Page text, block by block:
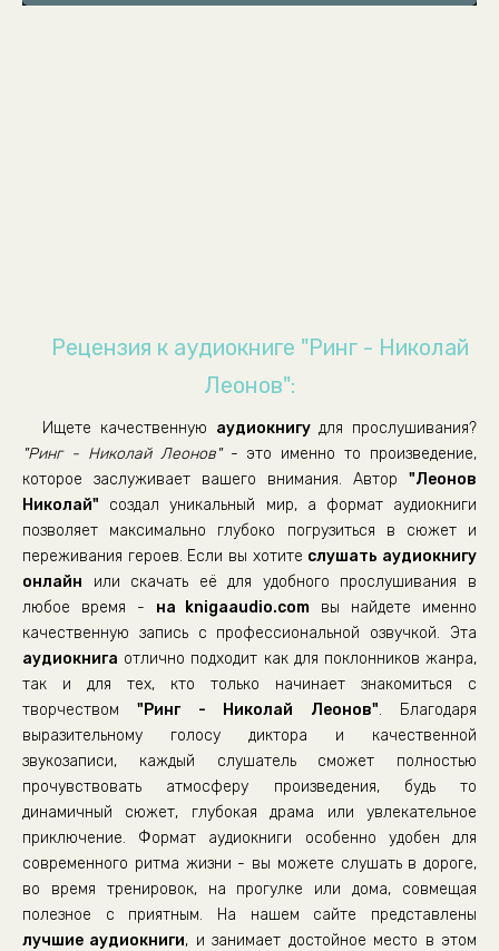
07_Ring
Рецензия к аудиокниге "Ринг - Николай
Леонов":
Ищете качественную аудиокнигудля прослушивания?
"Ринг - Николай Леонов"- это именно то произведение,
которое заслуживает вашего внимания. Автор "Леонов
Николай" создал уникальный мир, а формат аудиокниги
позволяет максимально глубоко погрузиться в сюжет и
переживания героев. Если вы хотите слушать аудиокнигу
онлайн или скачать её для удобного прослушивания в
любое время - на knigaaudio.com вы найдете именно
качественную запись с профессиональной озвучкой. Эта
аудиокнига отлично подходит как для поклонников жанра,
так и для тех, кто только начинает знакомиться с
творчеством"Ринг - Николай Леонов". Благодаря
выразительному голосу диктора и качественной
звукозаписи, каждый слушатель сможет полностью
прочувствовать атмосферу произведения, будь то
динамичный сюжет, глубокая драма или увлекательное
приключение. Формат аудиокниги особенно удобен для
современного ритма жизни - вы можете слушать в дороге,
во время тренировок, на прогулке или дома, совмещая
полезное с приятным. На нашем сайте представлены
лучшие аудиокниги, и занимает достойное место в этом